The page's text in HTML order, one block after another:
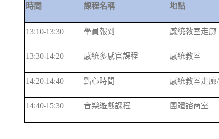
時間 課程名稱 地點
13:10-13:30 學員報到 感統教室走廊
13:30-14:20 感統多感官課程 感統教室
14:20-14:40 點心時間 感統教室走廊
14:40-15:30 音樂遊戲課程 團體諮商室